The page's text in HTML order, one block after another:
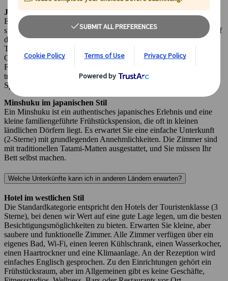
Japanischer Ryokan
Ein Ryokan ist ein traditionelles japanisches Gasthaus. Die Zimmer
sind mit japanischen Tatami-Matten ausgestattet und man schläft auf
dem Boden auf einer Futon-Matratze. Die Zimmer sind mit einer
Toilette ausgestattet, während das Bad in den heißen Quellen vor
Ort ist (sowohl drinnen als auch draußen). Abendessen und
Frühstück sind oft inbegriffen. Das Abendessen ist kaiseki, ein
traditionelles japanisches Menü mit lokalen Zutaten und
Spezialitäten.
Minshuku im japanischen Stil
Ein Minshuku ist ein authentisches japanisches Erlebnis und eine
kleine familiengeführte Frühstückspension, die oft in kleinen
ländlichen Dörfern liegt. Es erwartet Sie eine einfache Unterkunft
(2-Sterne) mit grundlegenden Annehmlichkeiten. Die Zimmer sind
mit traditionellen Tatami-Matten ausgestattet, und Sie müssen Ihr
Bett selbst machen.
Welche Unterkünfte kann ich in anderen Ländern erwarten?
Hotel im westlichen Stil
Die Standardkategorie entspricht den Hotels der Touristenklasse (3
Sterne), bei denen wir Wert auf eine gute Lage legen, um die besten
Besichtigungsmöglichkeiten zu bieten. Erwarten Sie kleine, aber
saubere und funktionelle Zimmer. Alle Zimmer verfügen über ein
eigenes Bad, Wi-Fi, einen leeren Kühlschrank, einen Wasserkocher,
einen Haartrockner und eine Klimaanlage. An der Rezeption wird
einfaches Englisch gesprochen. Zu den Einrichtungen gehört ein
Frühstücksraum, aber im Allgemeinen gibt es keine Geschäfte,